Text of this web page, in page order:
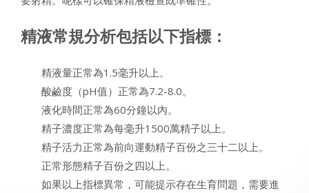
精液常規分析包括以下指標：
精液量正常為1.5毫升以上。
酸鹼度（pH值）正常為7.2-8.0。
液化時間正常為60分鐘以內。
精子濃度正常為每毫升1500萬精子以上。
精子活力正常為前向運動精子百份之三十二以上。
正常形態精子百份之四以上。
如果以上指標異常，可能提示存在生育問題，需要進